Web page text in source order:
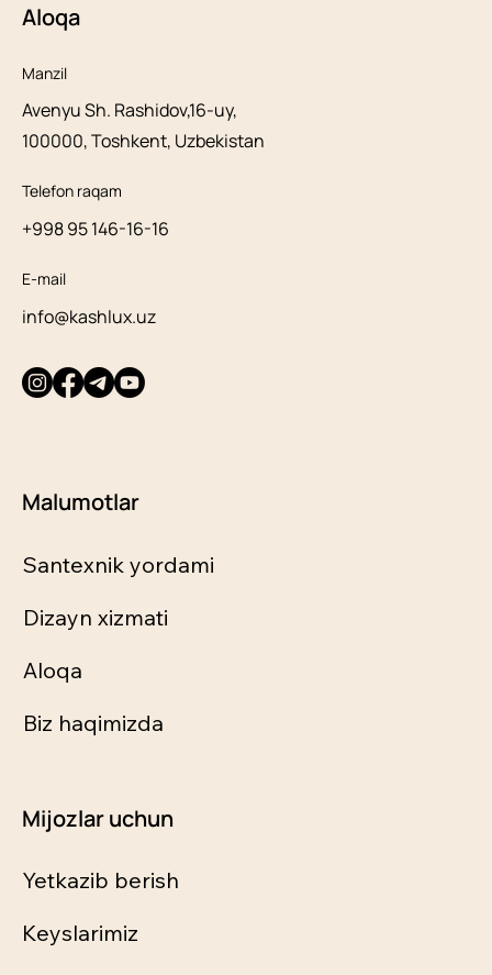
Aloqa
Manzil
Avenyu Sh. Rashidov,16-uy,
100000, Toshkent, Uzbekistan
Telefon raqam
+998 95 146-16-16
E-mail
info@kashlux.uz
Malumotlar
Santexnik yordami
Dizayn xizmati
Aloqa
Biz haqimizda
Mijozlar uchun
Yetkazib berish
Keyslarimiz